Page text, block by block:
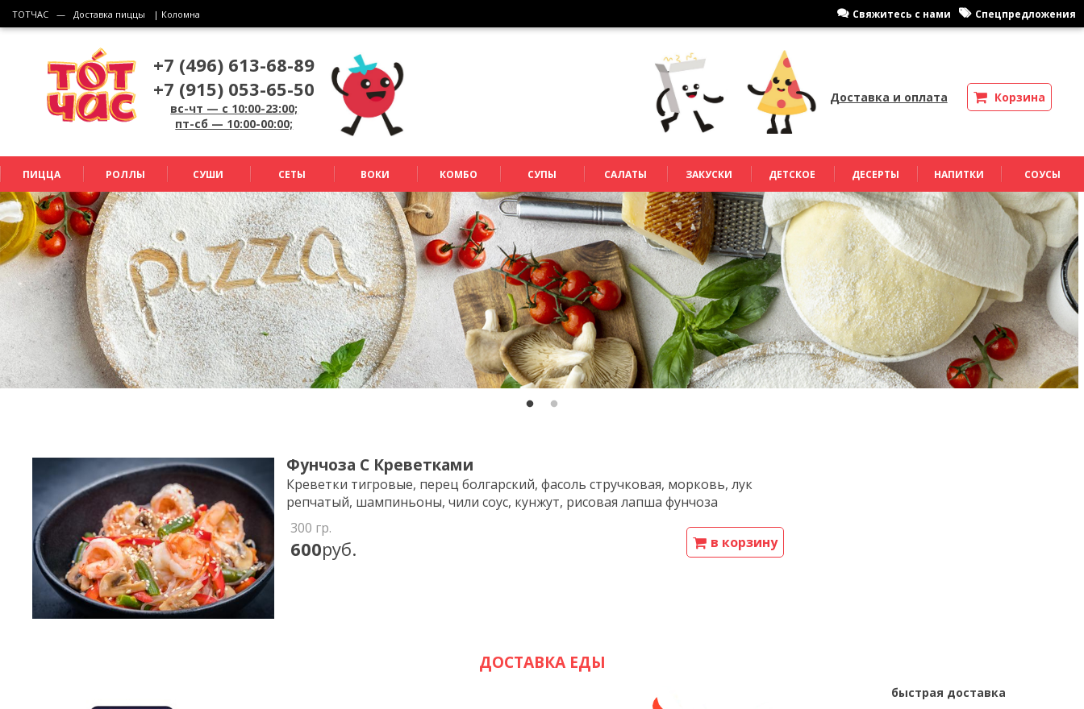
ТОТЧАС — Доставка пиццы | Коломна Cвяжитесь с нами Спецпредложения
+7 (496) 613-68-89
+7 (915) 053-65-50
вс-чт — c 10:00-23:00;
пт-сб — 10:00-00:00;
Доставка и оплата Корзина
ПИЦЦА РОЛЛЫ СУШИ СЕТЫ ВОКИ КОМБО СУПЫ САЛАТЫ ЗАКУСКИ ДЕТСКОЕ ДЕСЕРТЫ НАПИТКИ СОУСЫ
Фунчоза С Креветками
Креветки тигровые, перец болгарский, фасоль стручковая, морковь, лук
репчатый, шампиньоны, чили соус, кунжут, рисовая лапша фунчоза
300 гр.
600руб. в корзину
ДОСТАВКА ЕДЫ
быстрая доставка